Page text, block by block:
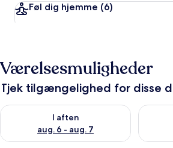
Føl dig hjemme (6)
Værelsesmuligheder
Tjek tilgængelighed for disse
I aften
aug. 6 - aug. 7
Tjek tilgængelighed for i aften aug. 6 -
Tjek